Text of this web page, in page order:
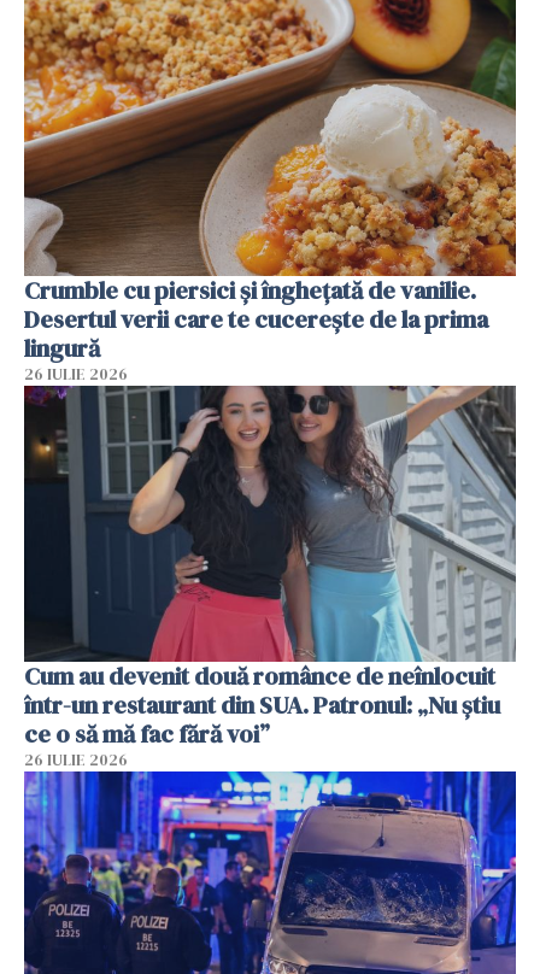
Crumble cu piersici și înghețată de vanilie.
Desertul verii care te cucerește de la prima
lingură
26 IULIE 2026
Cum au devenit două românce de neînlocuit
într-un restaurant din SUA. Patronul: „Nu știu
ce o să mă fac fără voi”
26 IULIE 2026